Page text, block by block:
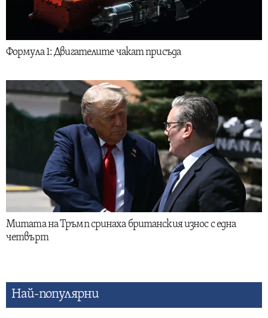
Формула 1: Двигателите чакат присъда
Митата на Тръмп сринаха британския износ с една
четвърт
Най-популярни